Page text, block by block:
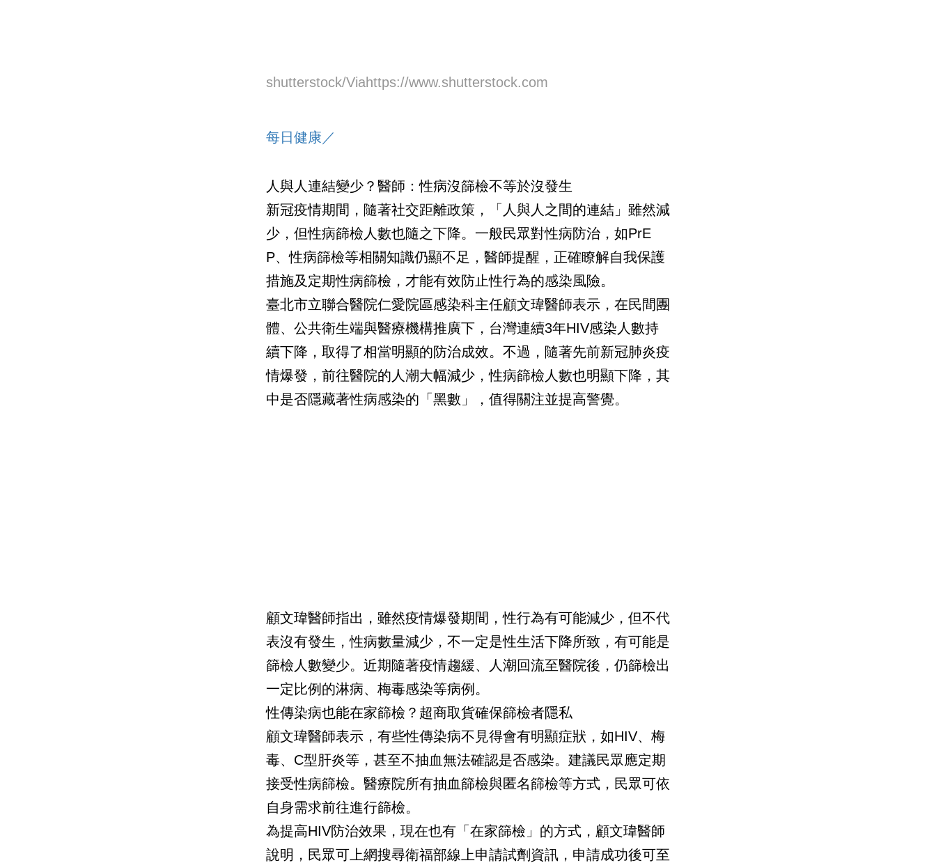
shutterstock/Viahttps://www.shutterstock.com
每日健康／
人與人連結變少？醫師：性病沒篩檢不等於沒發生
新冠疫情期間，隨著社交距離政策，「人與人之間的連結」雖然減
少，但性病篩檢人數也隨之下降。一般民眾對性病防治，如PrE
P、性病篩檢等相關知識仍顯不足，醫師提醒，正確瞭解自我保護
措施及定期性病篩檢，才能有效防止性行為的感染風險。
臺北市立聯合醫院仁愛院區感染科主任顧文瑋醫師表示，在民間團
體、公共衛生端與醫療機構推廣下，台灣連續3年HIV感染人數持
續下降，取得了相當明顯的防治成效。不過，隨著先前新冠肺炎疫
情爆發，前往醫院的人潮大幅減少，性病篩檢人數也明顯下降，其
中是否隱藏著性病感染的「黑數」，值得關注並提高警覺。
顧文瑋醫師指出，雖然疫情爆發期間，性行為有可能減少，但不代
表沒有發生，性病數量減少，不一定是性生活下降所致，有可能是
篩檢人數變少。近期隨著疫情趨緩、人潮回流至醫院後，仍篩檢出
一定比例的淋病、梅毒感染等病例。
性傳染病也能在家篩檢？超商取貨確保篩檢者隱私
顧文瑋醫師表示，有些性傳染病不見得會有明顯症狀，如HIV、梅
毒、C型肝炎等，甚至不抽血無法確認是否感染。建議民眾應定期
接受性病篩檢。醫療院所有抽血篩檢與匿名篩檢等方式，民眾可依
自身需求前往進行篩檢。
為提高HIV防治效果，現在也有「在家篩檢」的方式，顧文瑋醫師
說明，民眾可上網搜尋衛福部線上申請試劑資訊，申請成功後可至